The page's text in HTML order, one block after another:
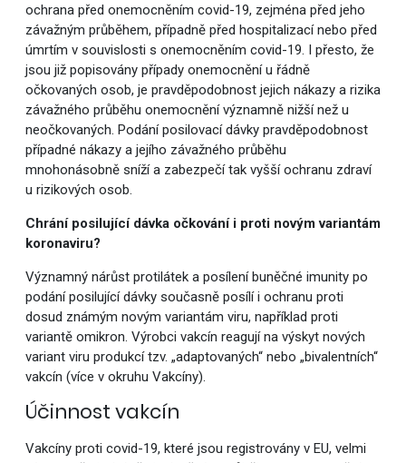
ochrana před onemocněním covid-19, zejména před jeho
závažným průběhem, případně před hospitalizací nebo před
úmrtím v souvislosti s onemocněním covid-19. I přesto, že
jsou již popisovány případy onemocnění u řádně
očkovaných osob, je pravděpodobnost jejich nákazy a rizika
závažného průběhu onemocnění významně nižší než u
neočkovaných. Podání posilovací dávky pravděpodobnost
případné nákazy a jejího závažného průběhu
mnohonásobně sníží a zabezpečí tak vyšší ochranu zdraví
u rizikových osob.
Chrání posilující dávka očkování i proti novým variantám
koronaviru?
Významný nárůst protilátek a posílení buněčné imunity po
podání posilující dávky současně posílí i ochranu proti
dosud známým novým variantám viru, například proti
variantě omikron. Výrobci vakcín reagují na výskyt nových
variant viru produkcí tzv. „adaptovaných“ nebo „bivalentních“
vakcín (více v okruhu Vakcíny).
Účinnost vakcín
Vakcíny proti covid-19, které jsou registrovány v EU, velmi